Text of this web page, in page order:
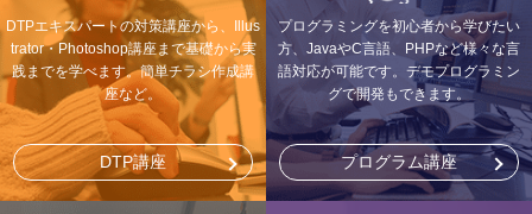
DTPエキスパートの対策講座から、Illus
trator・Photoshop講座まで基礎から実
践までを学べます。簡単チラシ作成講
座など。
DTP講座
プログラミングを初心者から学びたい
方、JavaやC言語、PHPなど様々な言
語対応が可能です。デモプログラミン
グで開発もできます。
プログラム講座